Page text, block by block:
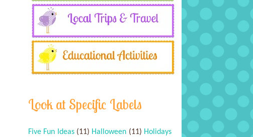
Look at Specific Labels
Five Fun Ideas (11) Halloween (11) Holidays